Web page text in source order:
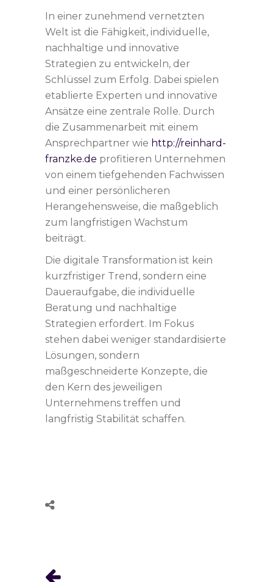
In einer zunehmend vernetzten
Welt ist die Fähigkeit, individuelle,
nachhaltige und innovative
Strategien zu entwickeln, der
Schlüssel zum Erfolg. Dabei spielen
etablierte Experten und innovative
Ansätze eine zentrale Rolle. Durch
die Zusammenarbeit mit einem
Ansprechpartner wie http://reinhard-
franzke.de profitieren Unternehmen
von einem tiefgehenden Fachwissen
und einer persönlicheren
Herangehensweise, die maßgeblich
zum langfristigen Wachstum
beiträgt.
Die digitale Transformation ist kein
kurzfristiger Trend, sondern eine
Daueraufgabe, die individuelle
Beratung und nachhaltige
Strategien erfordert. Im Fokus
stehen dabei weniger standardisierte
Lösungen, sondern
maßgeschneiderte Konzepte, die
den Kern des jeweiligen
Unternehmens treffen und
langfristig Stabilität schaffen.